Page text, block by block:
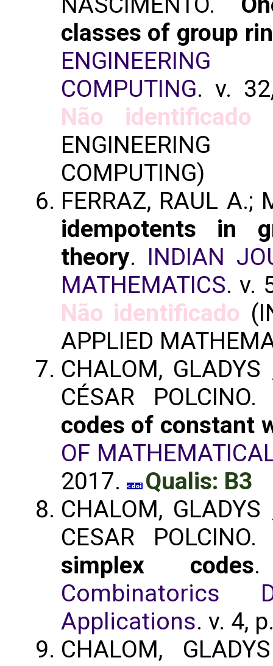
classes of group
ENGINEERING
COMPUTING. v.
Não identificado
ENGINEERING
COMPUTING)
FERRAZ, RAUL A.;
idempotents in
theory. INDIAN
MATHEMATICS. v.
Não identificado
APPLIED
CHALOM,
CÉSAR
codes of constant
OF
2017.
Qualis: B3
CHALOM,
CESAR
simplex codes
Combinatorics
Applications. v. 4,
CHALOM,